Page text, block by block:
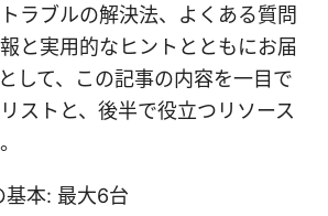
ラブルの解決法、よくある質問
と実用的なヒントとともにお届
して、この記事の内容を一目で
ストと、後半で役立つリソース
基本: 最大6台